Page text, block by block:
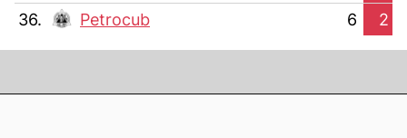
36.
Petrocub 6 2